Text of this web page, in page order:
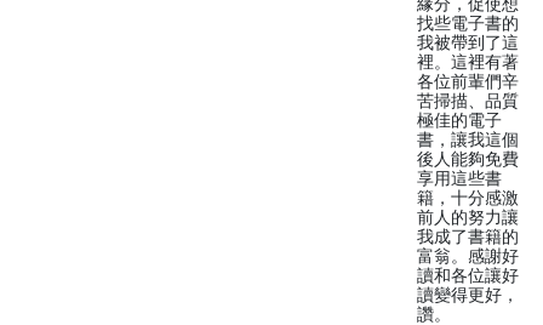
找些電子書的
我被帶到了這
裡。這裡有著
各位前輩們辛
苦掃描、品質
極佳的電子
書，讓我這個
後人能夠免費
享用這些書
籍，十分感激
前人的努力讓
我成了書籍的
富翁。感謝好
讀和各位讓好
讀變得更好，
讚。